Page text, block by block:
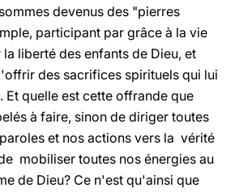
devenus des "pierres
participant par grâce à la vie
liberté des enfants de Dieu, et
des sacrifices spirituels qui lui
Et quelle est cette offrande que
à faire, sinon de diriger toutes
et nos actions vers la vérité
mobiliser toutes nos énergies au
de Dieu? Ce n'est qu'ainsi que